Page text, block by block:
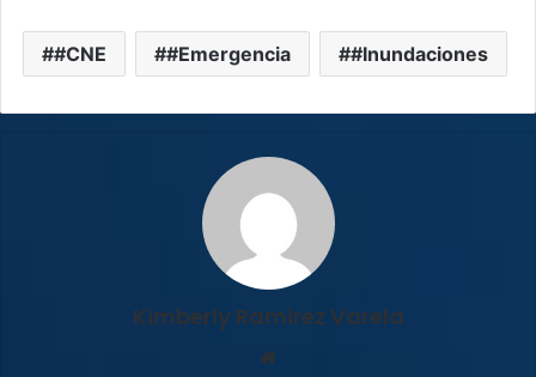
#CNE #Emergencia #Inundaciones
Kimberly Ramirez Varela